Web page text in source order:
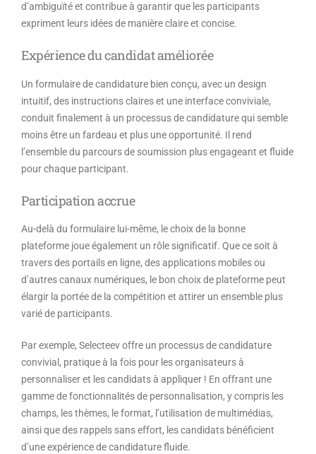
d’ambiguïté et contribue à garantir que les participants
expriment leurs idées de manière claire et concise.
Expérience du candidat améliorée
Un formulaire de candidature bien conçu, avec un design
intuitif, des instructions claires et une interface conviviale,
conduit finalement à un processus de candidature qui semble
moins être un fardeau et plus une opportunité. Il rend
l’ensemble du parcours de soumission plus engageant et fluide
pour chaque participant.
Participation accrue
Au-delà du formulaire lui-même, le choix de la bonne
plateforme joue également un rôle significatif. Que ce soit à
travers des portails en ligne, des applications mobiles ou
d’autres canaux numériques, le bon choix de plateforme peut
élargir la portée de la compétition et attirer un ensemble plus
varié de participants.
Par exemple, Selecteev offre un processus de candidature
convivial, pratique à la fois pour les organisateurs à
personnaliser et les candidats à appliquer ! En offrant une
gamme de fonctionnalités de personnalisation, y compris les
champs, les thèmes, le format, l’utilisation de multimédias,
ainsi que des rappels sans effort, les candidats bénéficient
d’une expérience de candidature fluide.